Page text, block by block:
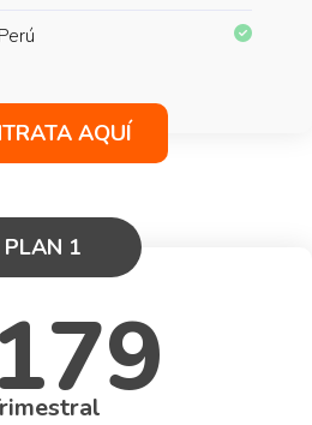
AQUÍ
PLAN 1
179